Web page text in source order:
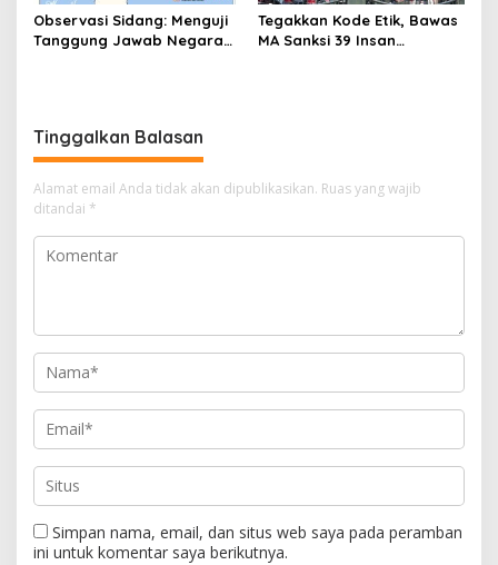
Observasi Sidang: Menguji
Tanggung Jawab Negara
Tegakkan Kode Etik, Bawas
MA Sanksi 39 Insan
Tinggalkan Balasan
Alamat email Anda tidak akan dipublikasikan. Ruas yang wajib
ditandai *
Simpan nama, email, dan situs web saya pada peramban
ini untuk komentar saya berikutnya.